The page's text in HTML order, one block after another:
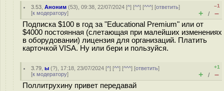
3.53 ,Аноним (53), 09:38, 22/07/2024 [^] [^^] [^^^] [ответить]
[к модератору]
–1
+ / –
Подписка $100 в год за "Educational Premium" или от
$4000 постоянная (слетающая при малейших изменениях
в оборудовании) лицензия для организаций. Платить
карточкой VISA. Ну или бери и пользуйся.
3.79 ,ы (?), 17:18, 23/07/2024 [^] [^^] [^^^] [ответить]
[к модератору]
+1
+ / –
Поллитрухину привет передавай